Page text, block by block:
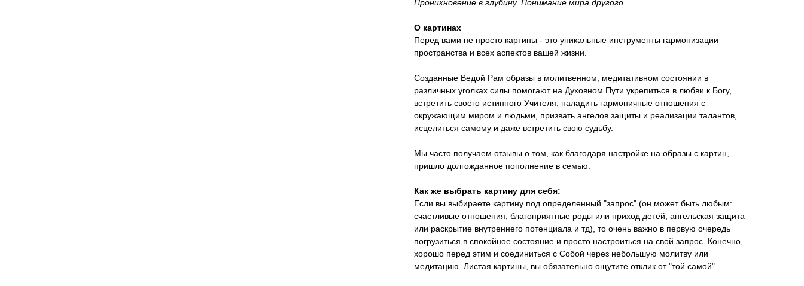
Проникновение в глубину. Понимание мира другого.
О картинах
Перед вами не просто картины - это уникальные инструменты гармонизации
пространства и всех аспектов вашей жизни.
Созданные Ведой Рам образы в молитвенном, медитативном состоянии в
различных уголках силы помогают на Духовном Пути укрепиться в любви к Богу,
встретить своего истинного Учителя, наладить гармоничные отношения с
окружающим миром и людьми, призвать ангелов защиты и реализации талантов,
исцелиться самому и даже встретить свою судьбу.
Мы часто получаем отзывы о том, как благодаря настройке на образы с картин,
пришло долгожданное пополнение в семью.
Как же выбрать картину для себя:
Если вы выбираете картину под определенный "запрос" (он может быть любым:
счастливые отношения, благоприятные роды или приход детей, ангельская защита
или раскрытие внутреннего потенциала и тд), то очень важно в первую очередь
погрузиться в спокойное состояние и просто настроиться на свой запрос. Конечно,
хорошо перед этим и соединиться с Собой через небольшую молитву или
медитацию. Листая картины, вы обязательно ощутите отклик от "той самой".